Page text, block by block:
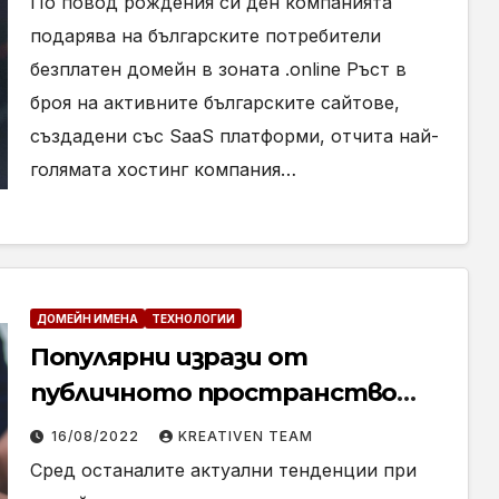
подарява на българските потребители
безплатен домейн в зоната .online Ръст в
броя на активните българските сайтове,
създадени със SaaS платформи, отчита най-
голямата хостинг компания…
ДОМЕЙН ИМЕНА ТЕХНОЛОГИИ
Популярни изрази от
публичното пространство
като “мижав интерес” и
“пръчки събирам” предизвикаха
16/08/2022 KREATIVEN TEAM
Сред останалите актуални тенденции при